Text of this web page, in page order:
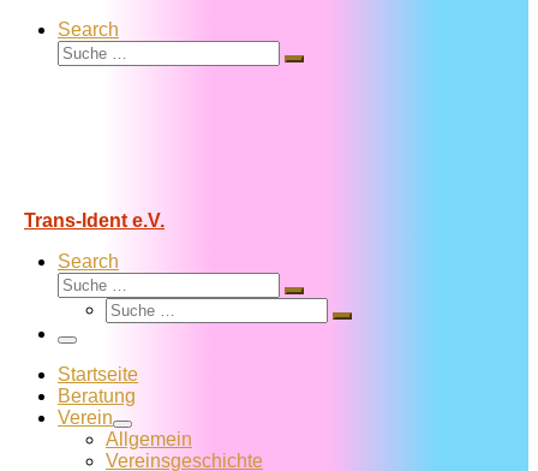
Search
Suche
Suche
Trans-Ident e.V.
Search
Suche
Suche
Suche
Suche
Menü
Startseite
Beratung
Verein
Allgemein
Vereins­geschichte